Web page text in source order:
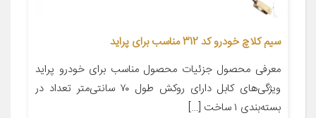
سیم کلاچ خودرو کد 312 مناسب برای پراید
معرفی محصول جزئیات محصول مناسب برای خودرو پراید
ویژگی‌های کابل دارای روکش طول ۷۰ سانتی‌متر تعداد در
بسته‌بندی ۱ ساخت […]